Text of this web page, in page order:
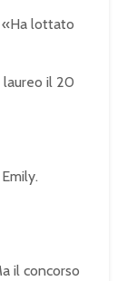
«Ha lottato
laureo il 20
il concorso